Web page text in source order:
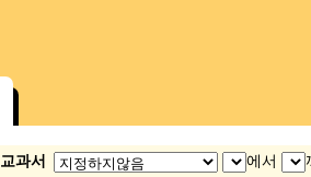
교과서 에서